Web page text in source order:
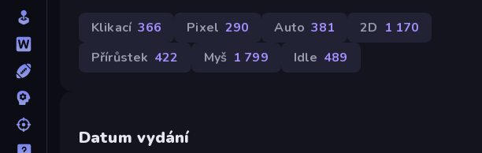
Klikací 366 Pixel 290 Auto 381 2D 1 170
Přírůstek 422 Myš 1 799 Idle 489
Datum vydání